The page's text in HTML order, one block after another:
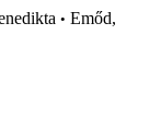
• Emőd,